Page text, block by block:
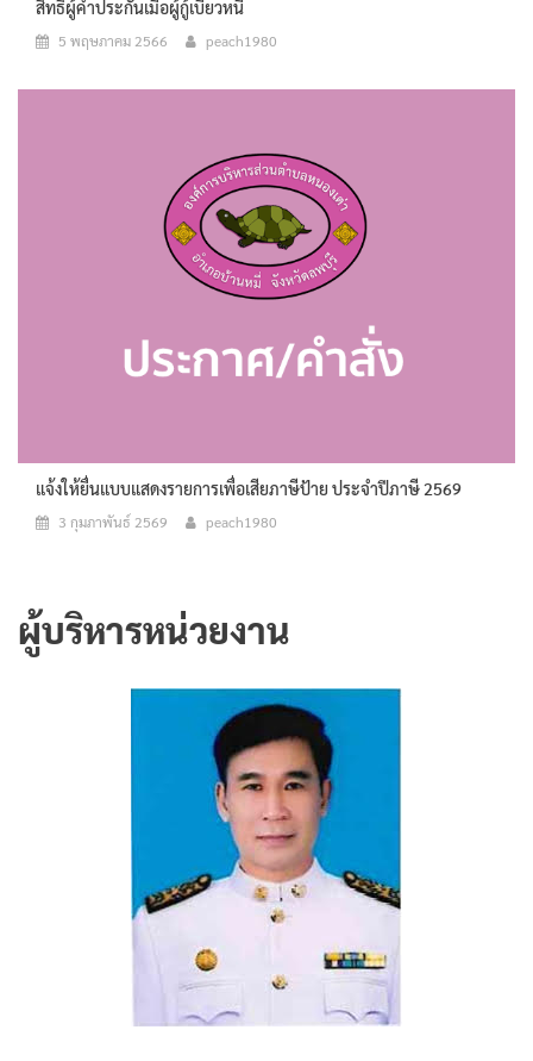
สิทธิผู้ค้ำประกันเมื่อผู้กู้เบียวหนี้
5 พฤษภาคม 2566 peach1980
แจ้งให้ยื่นแบบแสดงรายการเพื่อเสียภาษีป้าย ประจำปีภาษี 2569
3 กุมภาพันธ์ 2569 peach1980
ผู้บริหารหน่วยงาน